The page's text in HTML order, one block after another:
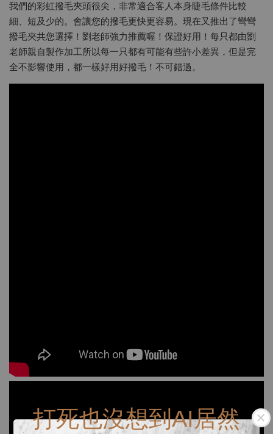
打死也沒想到AI居然
我們的彩虹撥毛夾頭很尖，非常適合客人本身睫毛條件比較
細、短及少的。會讓您的撥毛更快更容易。現在又推出了彎彎
撥毛夾共您選擇！劉老師強力推薦喔！保證好用！每只都由劉
老師親自製作加工所以每一只都有可能有些許小差異，但是完
全不影響使用，都一樣好用好撥毛！不可錯過。